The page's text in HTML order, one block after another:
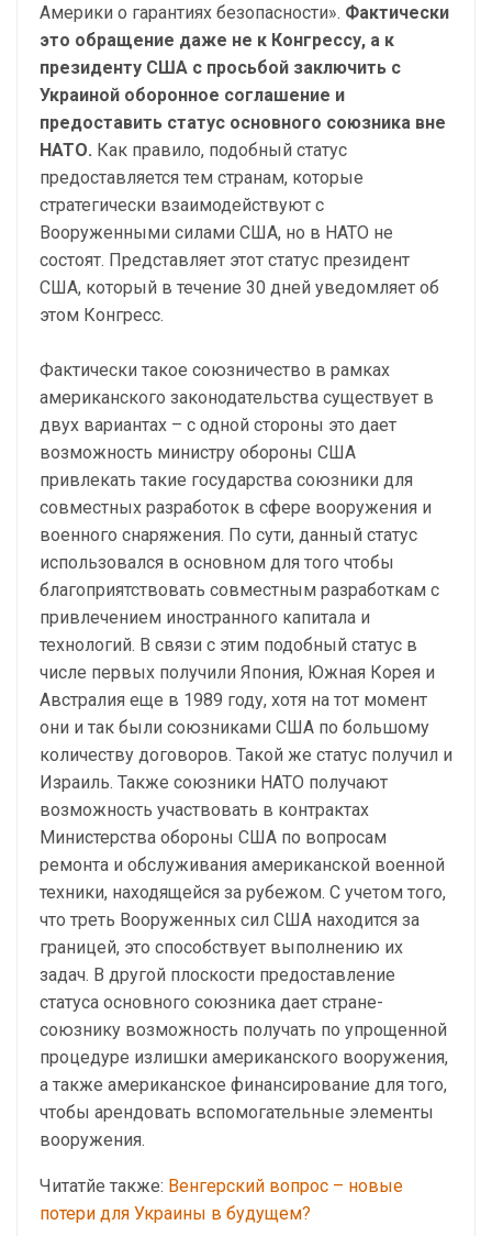
Америки о гарантиях безопасности». Фактически
это обращение даже не к Конгрессу, а к
президенту США с просьбой заключить с
Украиной оборонное соглашение и
предоставить статус основного союзника вне
НАТО. Как правило, подобный статус
предоставляется тем странам, которые
стратегически взаимодействуют с
Вооруженными силами США, но в НАТО не
состоят. Представляет этот статус президент
США, который в течение 30 дней уведомляет об
этом Конгресс.
Фактически такое союзничество в рамках
американского законодательства существует в
двух вариантах – с одной стороны это дает
возможность министру обороны США
привлекать такие государства союзники для
совместных разработок в сфере вооружения и
военного снаряжения. По сути, данный статус
использовался в основном для того чтобы
благоприятствовать совместным разработкам с
привлечением иностранного капитала и
технологий. В связи с этим подобный статус в
числе первых получили Япония, Южная Корея и
Австралия еще в 1989 году, хотя на тот момент
они и так были союзниками США по большому
количеству договоров. Такой же статус получил и
Израиль. Также союзники НАТО получают
возможность участвовать в контрактах
Министерства обороны США по вопросам
ремонта и обслуживания американской военной
техники, находящейся за рубежом. С учетом того,
что треть Вооруженных сил США находится за
границей, это способствует выполнению их
задач. В другой плоскости предоставление
статуса основного союзника дает стране-
союзнику возможность получать по упрощенной
процедуре излишки американского вооружения,
а также американское финансирование для того,
чтобы арендовать вспомогательные элементы
вооружения.
Читатйе также: Венгерский вопрос – новые
потери для Украины в будущем?